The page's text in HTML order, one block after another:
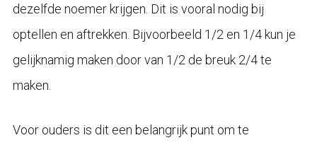
dezelfde noemer krijgen. Dit is vooral nodig bij
optellen en aftrekken. Bijvoorbeeld 1/2 en 1/4 kun je
gelijknamig maken door van 1/2 de breuk 2/4 te
maken.
Voor ouders is dit een belangrijk punt om te